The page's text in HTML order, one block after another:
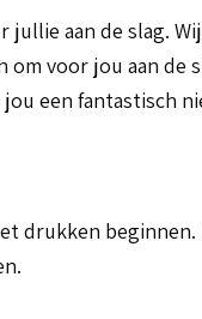
jullie aan de slag.
om voor jou aan
een fantastisch
drukken